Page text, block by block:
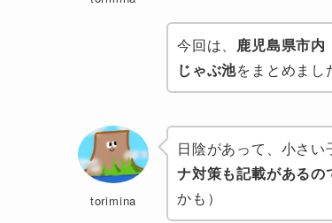
今回は、 鹿児島県市内
じゃぶ池をまとめまし
torimina
日陰があって、 小さい
ナ対策も記載があるの
かも）